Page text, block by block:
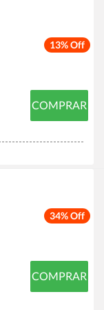
13% Off
COMPRAR
34% Off
COMPRAR